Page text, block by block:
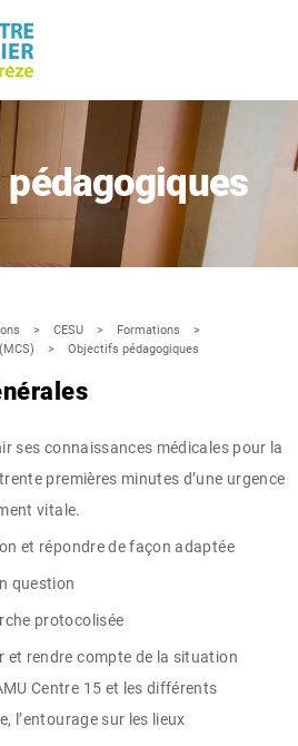
CESU
Formations
Objectifs pédagogiques
ses connaissances médicales pour la
premières minutes d’une urgence
vitale.
et répondre de façon adaptée
question
protocolisée
et rendre compte de la situation
Centre 15 et les différents
l’entourage sur les lieux